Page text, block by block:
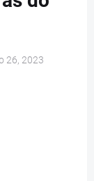
26, 2023